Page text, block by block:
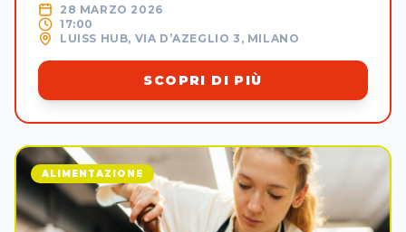
28 MARZO 2026
17:00
LUISS HUB, VIA D’AZEGLIO 3, MILANO
SCOPRI DI PIÙ
ALIMENTAZIONE